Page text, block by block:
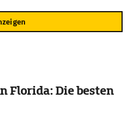
Florida: Die besten